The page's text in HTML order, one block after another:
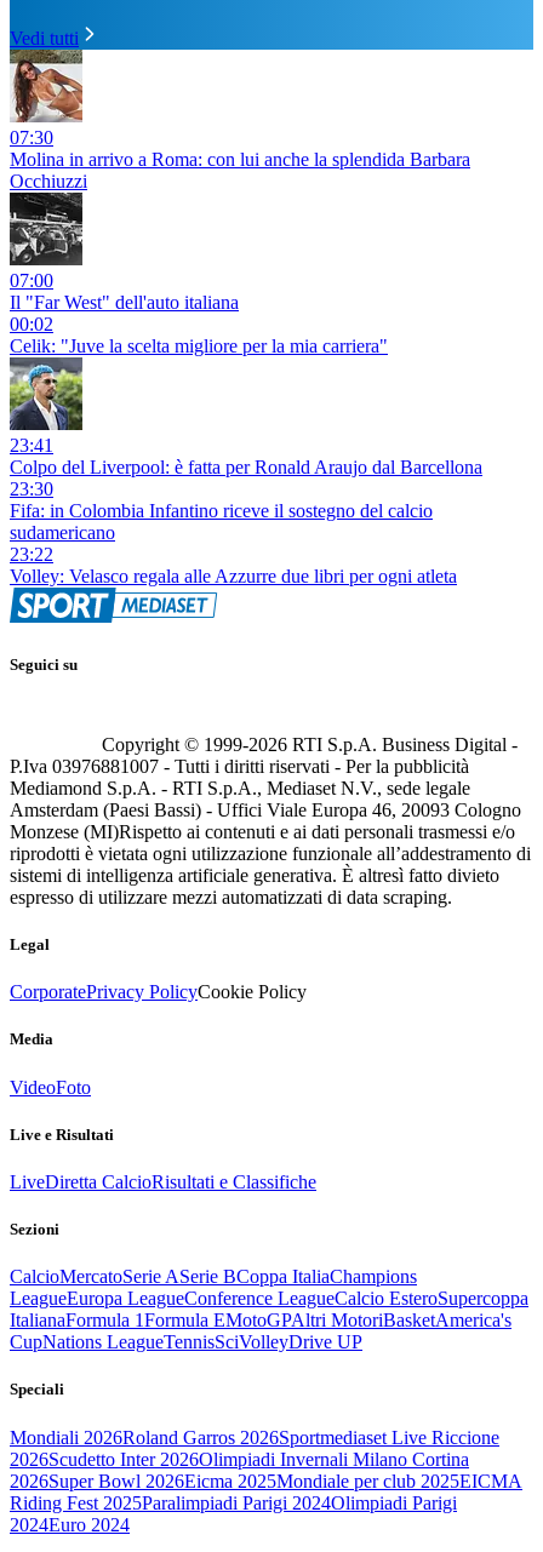
Vedi tutti
07:30
Molina in arrivo a Roma: con lui anche la splendida Barbara
Occhiuzzi
07:00
Il "Far West" dell'auto italiana
00:02
Celik: "Juve la scelta migliore per la mia carriera"
23:41
Colpo del Liverpool: è fatta per Ronald Araujo dal Barcellona
23:30
Fifa: in Colombia Infantino riceve il sostegno del calcio
sudamericano
23:22
Volley: Velasco regala alle Azzurre due libri per ogni atleta
Seguici su
Copyright © 1999-2026 RTI S.p.A. Business Digital -
P.Iva 03976881007 - Tutti i diritti riservati - Per la pubblicità
Mediamond S.p.A. - RTI S.p.A., Mediaset N.V., sede legale
Amsterdam (Paesi Bassi) - Uffici Viale Europa 46, 20093 Cologno
Monzese (MI)Rispetto ai contenuti e ai dati personali trasmessi e/o
riprodotti è vietata ogni utilizzazione funzionale all’addestramento di
sistemi di intelligenza artificiale generativa. È altresì fatto divieto
espresso di utilizzare mezzi automatizzati di data scraping.
Legal
CorporatePrivacy PolicyCookie Policy
Media
VideoFoto
Live e Risultati
LiveDiretta CalcioRisultati e Classifiche
Sezioni
CalcioMercatoSerie ASerie BCoppa ItaliaChampions
LeagueEuropa LeagueConference LeagueCalcio EsteroSupercoppa
ItalianaFormula 1Formula EMotoGPAltri MotoriBasketAmerica's
CupNations LeagueTennisSciVolleyDrive UP
Speciali
Mondiali 2026Roland Garros 2026Sportmediaset Live Riccione
2026Scudetto Inter 2026Olimpiadi Invernali Milano Cortina
2026Super Bowl 2026Eicma 2025Mondiale per club 2025EICMA
Riding Fest 2025Paralimpiadi Parigi 2024Olimpiadi Parigi
2024Euro 2024